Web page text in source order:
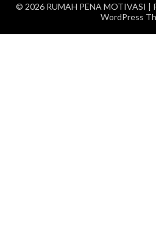
© 2026 RUMAH PENA MOTIVASI |
WordPress